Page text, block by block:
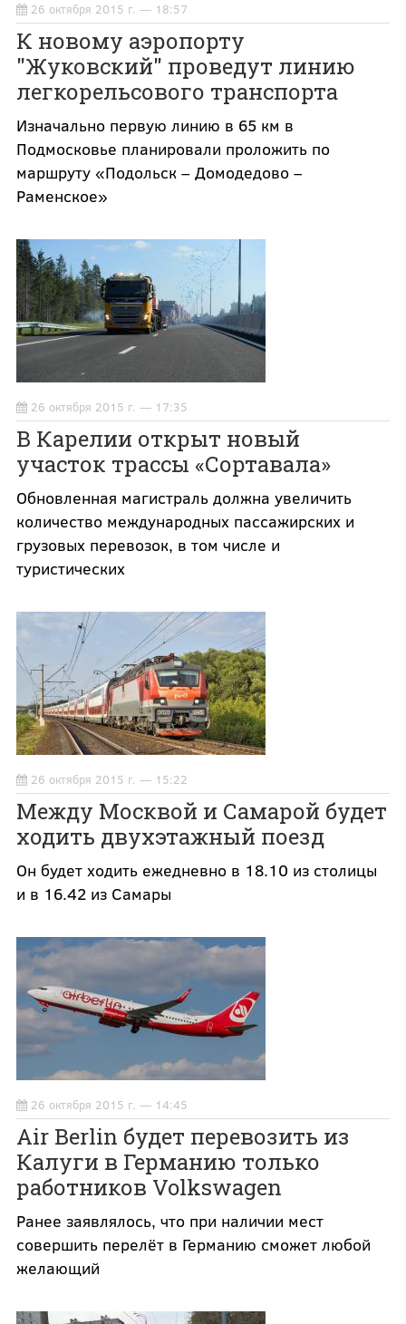
26 октября 2015 г. — 18:57
К новому аэропорту
"Жуковский" проведут линию
легкорельсового транспорта
Изначально первую линию в 65 км в
Подмосковье планировали проложить по
маршруту «Подольск – Домодедово –
Раменское»
26 октября 2015 г. — 17:35
В Карелии открыт новый
участок трассы «Сортавала»
Обновленная магистраль должна увеличить
количество международных пассажирских и
грузовых перевозок, в том числе и
туристических
26 октября 2015 г. — 15:22
Между Москвой и Самарой будет
ходить двухэтажный поезд
Он будет ходить ежедневно в 18.10 из столицы
и в 16.42 из Самары
26 октября 2015 г. — 14:45
Air Berlin будет перевозить из
Калуги в Германию только
работников Volkswagen
Ранее заявлялось, что при наличии мест
совершить перелёт в Германию сможет любой
желающий